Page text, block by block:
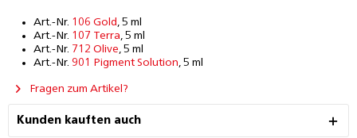
Art.-Nr. 106 Gold , 5 ml
Art.-Nr. 107 Terra, 5 ml
Art.-Nr. 712 Olive, 5 ml
Art.-Nr. 901 Pigment Solution, 5 ml
Fragen zum Artikel?
Kunden kauften auch